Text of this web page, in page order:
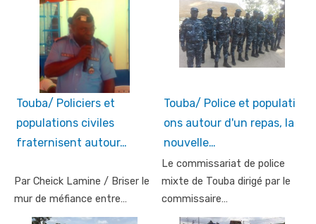
Touba/ Policiers et
populations civiles
fraternisent autour…
Par Cheick Lamine / Briser le
mur de méfiance entre…
Touba/ Police et populati
ons autour d'un repas, la
nouvelle…
Le commissariat de police
mixte de Touba dirigé par le
commissaire…